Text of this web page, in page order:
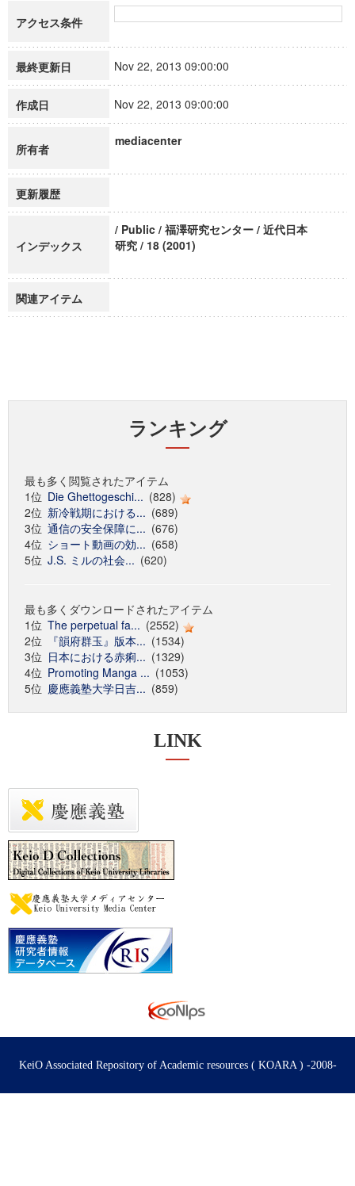
アクセス条件
最終更新日 Nov 22, 2013 09:00:00
作成日 Nov 22, 2013 09:00:00
所有者
mediacenter
更新履歴
インデックス
/ Public / 福澤研究センター / 近代日本
研究 / 18 (2001)
関連アイテム
ランキング
最も多く閲覧されたアイテム
1位 Die Ghettogeschi... (828)
2位 新冷戦期における... (689)
3位 通信の安全保障に... (676)
4位 ショート動画の効... (658)
5位 J.S. ミルの社会... (620)
最も多くダウンロードされたアイテム
1位 The perpetual fa... (2552)
2位
『韻府群玉』版本... (1534)
3位 日本における赤痢... (1329)
4位 Promoting Manga ... (1053)
5位 慶應義塾大学日吉... (859)
LINK
KeiO Associated Repository of Academic resources ( KOARA ) -2008-